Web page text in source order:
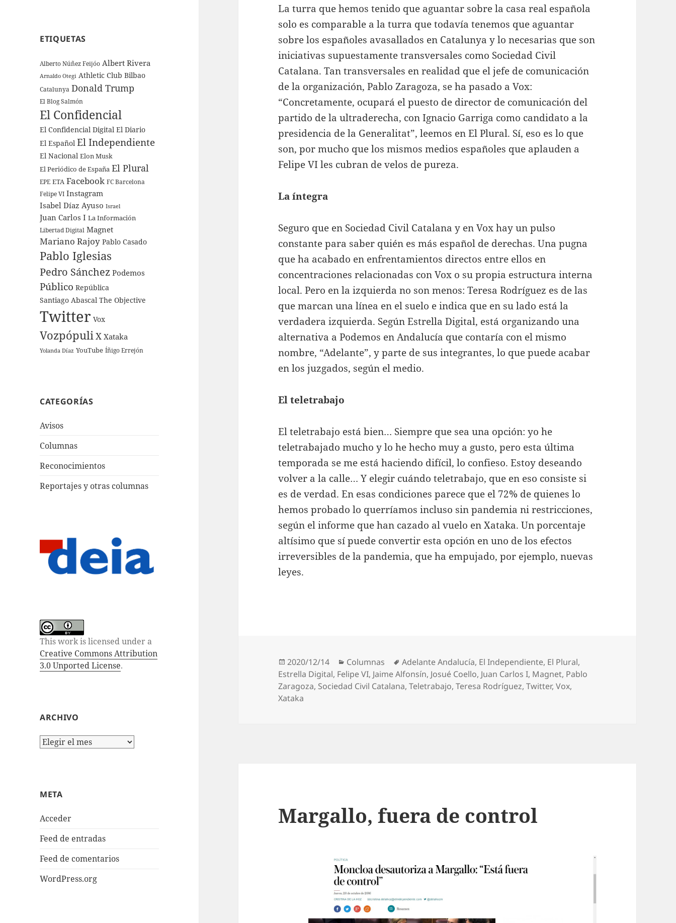
ETIQUETAS
Alberto Núñez Feijóo Albert Rivera
Arnaldo Otegi Athletic Club Bilbao
Catalunya Donald Trump
El Blog Salmón
El Confidencial
El Confidencial Digital El Diario
El Español El Independiente
El Nacional Elon Musk
El Periódico de España El Plural
EPE ETA Facebook FC Barcelona
Felipe VI Instagram
Isabel Díaz Ayuso Israel
Juan Carlos I La Información
Libertad Digital Magnet
Mariano Rajoy Pablo Casado
Pablo Iglesias
Pedro Sánchez Podemos
Público República
Santiago Abascal The Objective
Twitter Vox
Vozpópuli X Xataka
Yolanda Díaz YouTube Íñigo Errejón
CATEGORÍAS
Avisos
Columnas
Reconocimientos
Reportajes y otras columnas
This work is licensed under a
Creative Commons Attribution
3.0 Unported License.
ARCHIVO
Archivo
META
Acceder
Feed de entradas
Feed de comentarios
WordPress.org
La turra que hemos tenido que aguantar sobre la casa real española
solo es comparable a la turra que todavía tenemos que aguantar
sobre los españoles avasallados en Catalunya y lo necesarias que son
iniciativas supuestamente transversales como Sociedad Civil
Catalana. Tan transversales en realidad que el jefe de comunicación
de la organización, Pablo Zaragoza, se ha pasado a Vox:
“Concretamente, ocupará el puesto de director de comunicación del
partido de la ultraderecha, con Ignacio Garriga como candidato a la
presidencia de la Generalitat”, leemos en El Plural. Sí, eso es lo que
son, por mucho que los mismos medios españoles que aplauden a
Felipe VI les cubran de velos de pureza.
La íntegra
Seguro que en Sociedad Civil Catalana y en Vox hay un pulso
constante para saber quién es más español de derechas. Una pugna
que ha acabado en enfrentamientos directos entre ellos en
concentraciones relacionadas con Vox o su propia estructura interna
local. Pero en la izquierda no son menos: Teresa Rodríguez es de las
que marcan una línea en el suelo e indica que en su lado está la
verdadera izquierda. Según Estrella Digital, está organizando una
alternativa a Podemos en Andalucía que contaría con el mismo
nombre, “Adelante”, y parte de sus integrantes, lo que puede acabar
en los juzgados, según el medio.
El teletrabajo
El teletrabajo está bien… Siempre que sea una opción: yo he
teletrabajado mucho y lo he hecho muy a gusto, pero esta última
temporada se me está haciendo difícil, lo confieso. Estoy deseando
volver a la calle… Y elegir cuándo teletrabajo, que en eso consiste si
es de verdad. En esas condiciones parece que el 72% de quienes lo
hemos probado lo querríamos incluso sin pandemia ni restricciones,
según el informe que han cazado al vuelo en Xataka. Un porcentaje
altísimo que sí puede convertir esta opción en uno de los efectos
irreversibles de la pandemia, que ha empujado, por ejemplo, nuevas
leyes.
Publicado
el
2020/12/14 Categorías
Columnas Etiquetas
Adelante Andalucía, El Independiente, El Plural,
Estrella Digital, Felipe VI, Jaime Alfonsín, Josué Coello, Juan Carlos I, Magnet, Pablo
Zaragoza, Sociedad Civil Catalana,Teletrabajo,Teresa Rodríguez,Twitter,Vox,
Xataka
Margallo, fuera de control